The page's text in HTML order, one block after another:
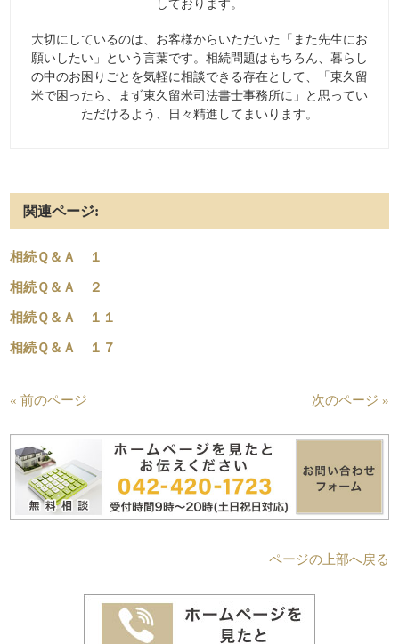
しております。
大切にしているのは、お客様からいただいた「また先生にお
願いしたい」という言葉です。相続問題はもちろん、暮らし
の中のお困りごとを気軽に相談できる存在として、「東久留
米で困ったら、まず東久留米司法書士事務所に」と思ってい
ただけるよう、日々精進してまいります。
関連ページ:
相続Ｑ＆Ａ １
相続Ｑ＆Ａ ２
相続Ｑ＆Ａ １１
相続Ｑ＆Ａ １７
« 前のページ 次のページ »
ページの上部へ戻る